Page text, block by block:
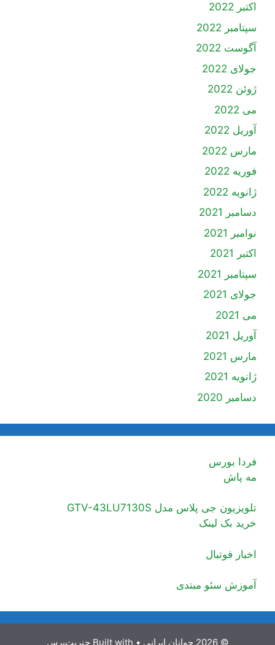
اکتبر 2022
سپتامبر 2022
آگوست 2022
جولای 2022
ژوئن 2022
می 2022
آوریل 2022
مارس 2022
فوریه 2022
ژانویه 2022
دسامبر 2021
نوامبر 2021
اکتبر 2021
سپتامبر 2021
جولای 2021
می 2021
آوریل 2021
مارس 2021
ژانویه 2021
دسامبر 2020
فردا بورس
مه پاش
تلویزیون جی پلاس مدل GTV-43LU7130S
خرید بک لینک
اخبار فوتبال
آموزش سئو مبتدی
© 2026 جوانان ایرانی • Built with جنریت‌پرس